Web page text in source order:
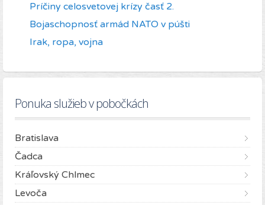
Príčiny celosvetovej krízy časť 2.
Bojaschopnosť armád NATO v púšti
Irak, ropa, vojna
Ponuka služieb v pobočkách
Bratislava
Čadca
Kráľovský Chlmec
Levoča